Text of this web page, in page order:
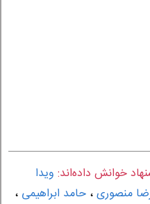
خوانش داده‌اند: ویدا
منصوری، حامد ابراهیمی ،